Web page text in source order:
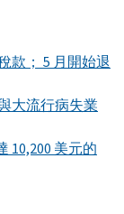
款； 5 月開始退
大流行病失業
10,200 美元的